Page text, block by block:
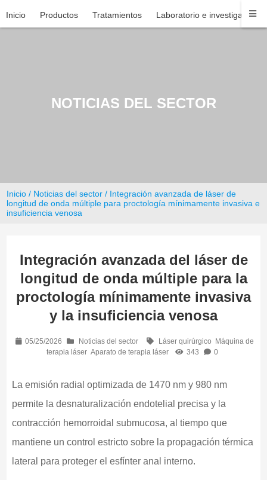
Inicio Productos Tratamientos Laboratorio e investigación
NOTICIAS DEL SECTOR
Inicio / Noticias del sector / Integración avanzada de láser de
longitud de onda múltiple para proctología mínimamente invasiva e
insuficiencia venosa
Integración avanzada del láser de
longitud de onda múltiple para la
proctología mínimamente invasiva
y la insuficiencia venosa
05/25/2026 Noticias del sector Láser quirúrgico Máquina de
terapia láser Aparato de terapia láser 343 0
La emisión radial optimizada de 1470 nm y 980 nm
permite la desnaturalización endotelial precisa y la
contracción hemorroidal submucosa, al tiempo que
mantiene un control estricto sobre la propagación térmica
lateral para proteger el esfínter anal interno.